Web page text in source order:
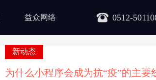
0512-
益众网络
新动态
为什么小程序会成为抗“疫”的主要